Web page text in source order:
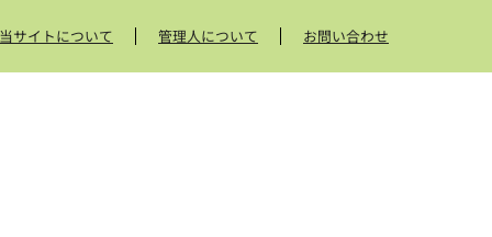
当サイトについて 管理人について お問い合わせ